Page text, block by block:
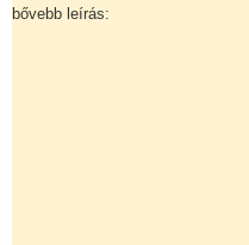
bővebb leírás: